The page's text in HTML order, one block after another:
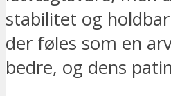
stabilitet og
der føles som en
bedre, og dens